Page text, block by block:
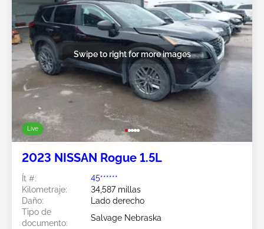
Live
Swipe to right for more images
2023 NISSAN Rogue 1.5L
Ít #:
45******
Kilometraje:
34,587 millas
Daño:
Lado derecho
Tipo de
documento:
Salvage Nebraska